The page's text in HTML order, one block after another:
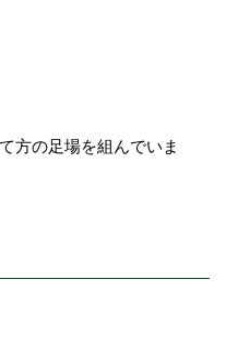
方の足場を組んでいま